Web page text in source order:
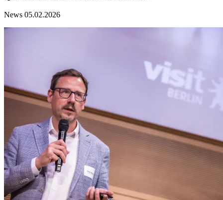
News 05.02.2026